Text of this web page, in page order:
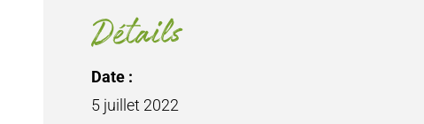
Détails
Date :
5 juillet 2022